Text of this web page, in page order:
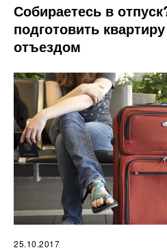
Собираетесь в
подготовить
отъездом
25.10.2017